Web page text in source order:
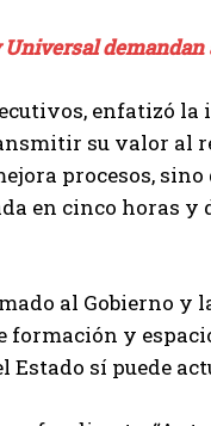
enfatizó
su valor al
procesos,
en cinco horas y
al Gobierno y
y
Estado sí puede